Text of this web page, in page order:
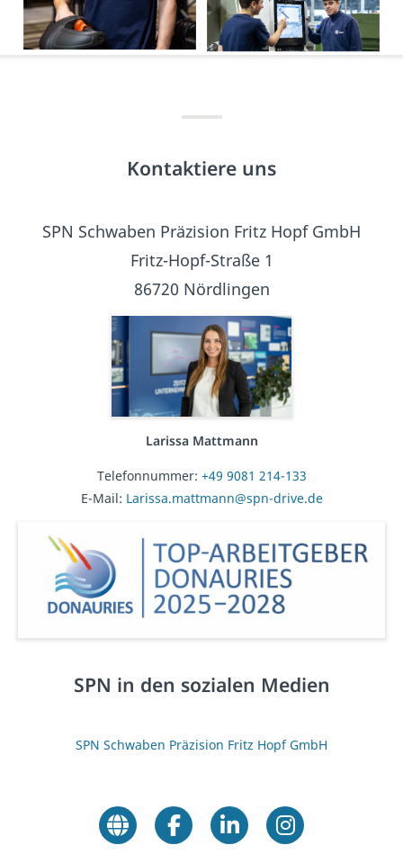
Kontaktiere uns
SPN Schwaben Präzision Fritz Hopf GmbH
Fritz-Hopf-Straße 1
86720 Nördlingen
Larissa Mattmann
Telefonnummer: +49 9081 214-133
E-Mail: Larissa.mattmann@spn-drive.de
SPN in den sozialen Medien
SPN Schwaben Präzision Fritz Hopf GmbH